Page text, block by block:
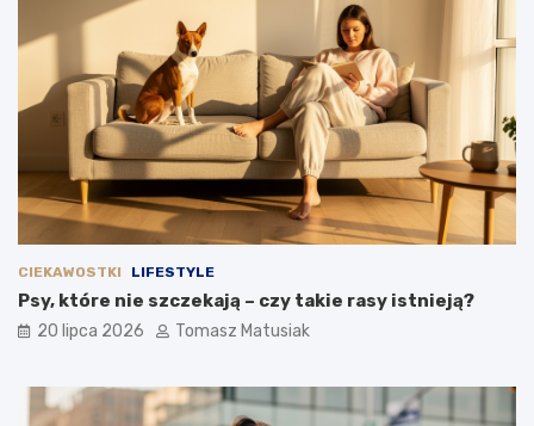
CIEKAWOSTKI LIFESTYLE
Psy, które nie szczekają – czy takie rasy istnieją?
20 lipca 2026 Tomasz Matusiak